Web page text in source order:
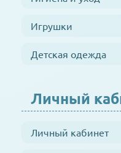
Игрушки
Детская одежда
Личный
Личный кабинет